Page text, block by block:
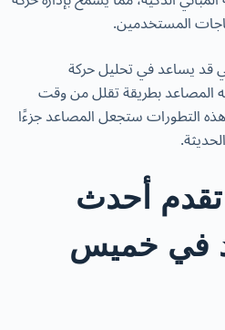
المستخدمين.
قد يساعد في تحليل حركة
المصاعد بطريقة تقلل من وقت
التطورات ستجعل المصاعد جزءًا
أحدث
في خميس